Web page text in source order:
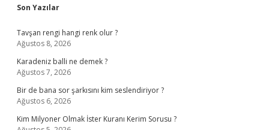
Sidebar
Son Yazılar
Tavşan rengi hangi renk olur ?
Ağustos 8, 2026
Karadeniz balli ne demek ?
Ağustos 7, 2026
Bir de bana sor şarkısını kim seslendiriyor ?
Ağustos 6, 2026
Kim Milyoner Olmak İster Kuranı Kerim Sorusu ?